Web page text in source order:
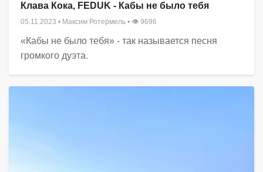
Клава Кока, FEDUK - Кабы не было тебя
05.11.2023 • Максим Ротермель • 👁 9696
«Кабы не было тебя» - так называется песня
громкого дуэта.